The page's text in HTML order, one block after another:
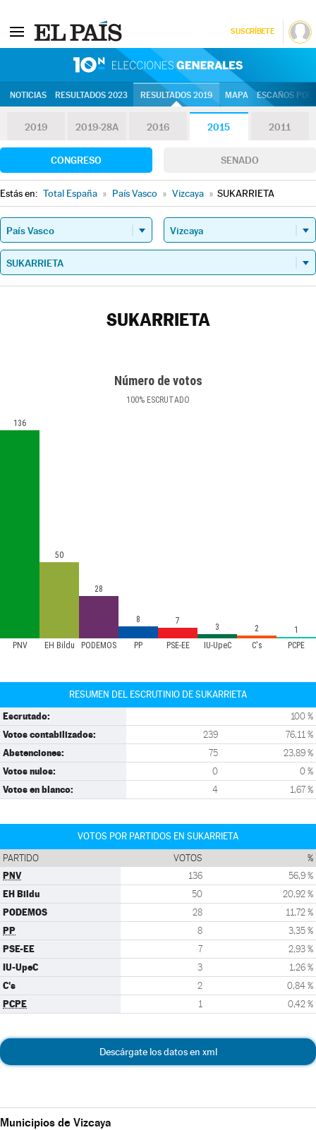
SUSCRÍBETE
NOTICIAS RESULTADOS 2023 RESULTADOS 2019 MAPA ESCAÑOS
2019 2019-28A 2016 2015 2011
CONGRESO SENADO
Estás en: Total España » País Vasco » Vizcaya » SUKARRIETA
SUKARRIETA
Número de votos
100% ESCRUTADO
PNV EH Bildu PODEMOS PP PSE-EE IU-UpeC C's PCPE
136
50
28
8 7
3 2 1
RESUMEN DEL ESCRUTINIO DE SUKARRIETA
Escrutado: 100 %
Votos contabilizados: 239 76,11 %
Abstenciones: 75 23,89 %
Votos nulos: 0 0 %
Votos en blanco: 4 1,67 %
VOTOS POR PARTIDOS EN SUKARRIETA
PARTIDO VOTOS %
PNV 136 56,9 %
EH Bildu 50 20,92 %
PODEMOS 28 11,72 %
PP 8 3,35 %
PSE-EE 7 2,93 %
IU-UpeC 3 1,26 %
C's 2 0,84 %
PCPE 1 0,42 %
Descárgate los datos en xml
Municipios de Vizcaya